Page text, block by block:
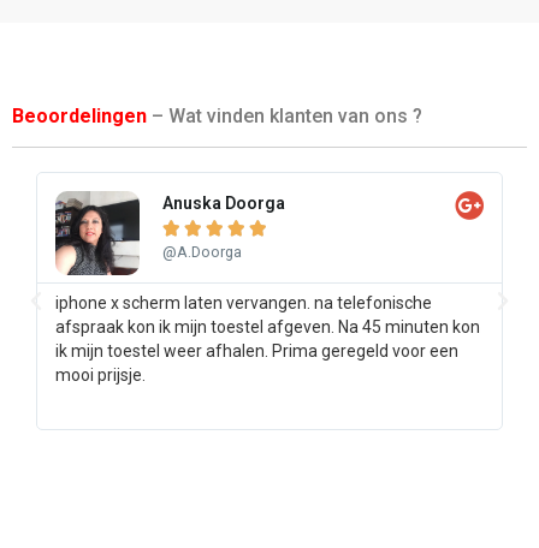
Beoordelingen – Wat vinden klanten van ons ?
Anuska Doorga
    
@A.Doorga
iphone x scherm laten vervangen. na telefonische
afspraak kon ik mijn toestel afgeven. Na 45 minuten kon
ik mijn toestel weer afhalen. Prima geregeld voor een
mooi prijsje.